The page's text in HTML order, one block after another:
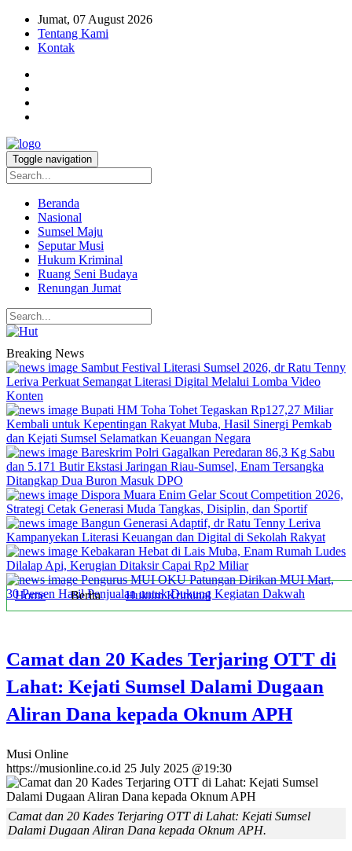
Jumat, 07 August 2026
Tentang Kami
Kontak
Toggle navigation
Beranda
Nasional
Sumsel Maju
Seputar Musi
Hukum Kriminal
Ruang Seni Budaya
Renungan Jumat
Breaking News
Sambut Festival Literasi Sumsel 2026, dr Ratu Tenny
Leriva Perkuat Semangat Literasi Digital Melalui Lomba Video
Konten
Bupati HM Toha Tohet Tegaskan Rp127,27 Miliar
Kembali untuk Kepentingan Rakyat Muba, Hasil Sinergi Pemkab
dan Kejati Sumsel Selamatkan Keuangan Negara
Bareskrim Polri Gagalkan Peredaran 86,3 Kg Sabu
dan 5.171 Butir Ekstasi Jaringan Riau-Sumsel, Enam Tersangka
Ditangkap Dua Buron Masuk DPO
Dispora Muara Enim Gelar Scout Competition 2026,
Strategi Cetak Generasi Muda Tangkas, Disiplin, dan Sportif
Bangun Generasi Adaptif, dr Ratu Tenny Leriva
Kampanyekan Literasi Keuangan dan Digital di Sekolah Rakyat
Kebakaran Hebat di Lais Muba, Enam Rumah Ludes
Dilalap Api, Kerugian Ditaksir Capai Rp2 Miliar
Pengurus MUI OKU Patungan Dirikan MUI Mart,
30 Persen Hasil Penjualan untuk Dukung Kegiatan Dakwah
Home Berita Hukum Kriminal
Camat dan 20 Kades Terjaring OTT di
Lahat: Kejati Sumsel Dalami Dugaan
Aliran Dana kepada Oknum APH
Musi Online
https://musionline.co.id 25 July 2025 @19:30
Camat dan 20 Kades Terjaring OTT di Lahat: Kejati Sumsel
Dalami Dugaan Aliran Dana kepada Oknum APH.